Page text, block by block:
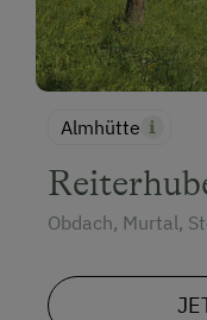
Almhütte
Obdach, Murtal,